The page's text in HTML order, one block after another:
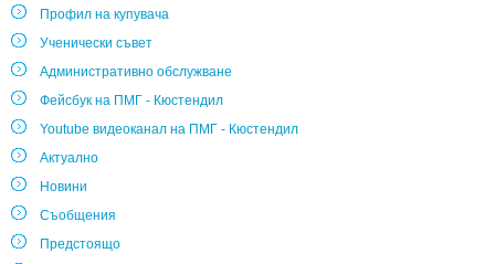
Профил на купувача
Ученически съвет
Административно обслужване
Фейсбук на ПМГ - Кюстендил
Youtube видеоканал на ПМГ - Кюстендил
Актуално
Новини
Съобщения
Предстоящо